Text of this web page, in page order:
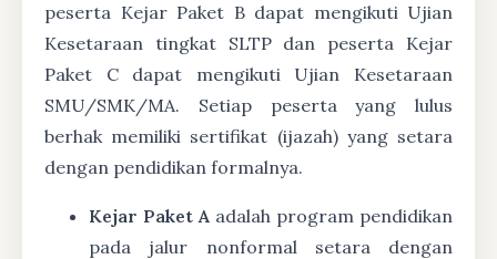
peserta Kejar Paket B dapat mengikuti Ujian
Kesetaraan tingkat SLTP dan peserta Kejar
Paket C dapat mengikuti Ujian Kesetaraan
SMU/SMK/MA. Setiap peserta yang lulus
berhak memiliki sertifikat (ijazah) yang setara
dengan pendidikan formalnya.
Kejar Paket A adalah program pendidikan
pada jalur nonformal setara dengan